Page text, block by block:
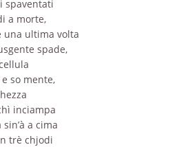
spaventati
a morte,
una ultima volta
spade,
so mente,
inciampa
a cima
trè chjodi